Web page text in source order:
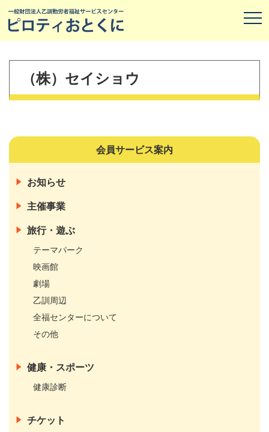
（株）セイショウ
会員サービス案内
お知らせ
主催事業
旅行・遊ぶ
テーマパーク
映画館
劇場
乙訓周辺
全福センターについて
その他
健康・スポーツ
健康診断
チケット